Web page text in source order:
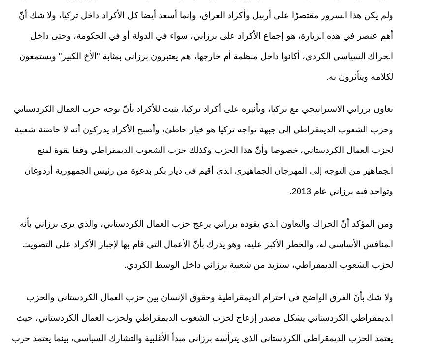
ولم يكن هذا السرور مقتصرًا على أربيل وأكراد العراق، وإنما أسعد أيضا كل الأكراد داخل تركيا، ولا شك أنّ
أهم عنصر في هذه الزيارة، هو إجماع الأكراد على برزاني، سواء في الدولة أو في الحكومة، وحتى داخل
الحراك السياسي الكردي، أكانوا داخل منظمة أم خارجها، هم يعتبرون برزاني بمثابة "الأخ الكبير" ويستمعون
لكلامه ويتأثرون به.
تعاون برزاني الاستراتيجي مع تركيا، وتأثيره على أكراد تركيا، يثبت للأكراد بأنّ توجه حزب العمال الكردستاني
وحزب الشعوب الديمقراطي إلى جبهة تواجه تركيا هو خيار خاطئ، وأصبح الأكراد يدركون أنه لا حاضنة شعبية
لحزب العمال الكردستاني، خصوصا وأنّ هذا الحزب وكذلك حزب الشعوب الديمقراطي وقفا بقوة لمنع
الجماهير من التوجه إلى المهرجان الجماهيري الذي أقيم في ديار بكر بدعوة من رئيس الجمهورية أردوغان
وتواجد فيه برزاني عام 2013.
ومن المؤكد أنّ الحراك والتعاون الذي يقوده برزاني يزعج حزب العمال الكردستاني، والذي يرى برزاني بأنه
المنافس الأساسي له، والخطر الأكبر عليه، وهو يدرك بأنّ الأعمال التي قام بها لإجبار الأكراد على التصويت
لحزب الشعوب الديمقراطي، ستزيد من شعبية برزاني داخل الوسط الكردي.
ولا شك بأنّ الفرق الواضح في احترام الديمقراطية وحقوق الإنسان بين حزب العمال الكردستاني والحزب
الديمقراطي الكردستاني يشكل مصدر إزعاج لحزب الشعوب الديمقراطي ولحزب العمال الكردستاني، حيث
يعتمد الحزب الديمقراطي الكردستاني الذي يترأسه برزاني مبدأ الأغلبية والتشارك السياسي، بينما يعتمد حزب